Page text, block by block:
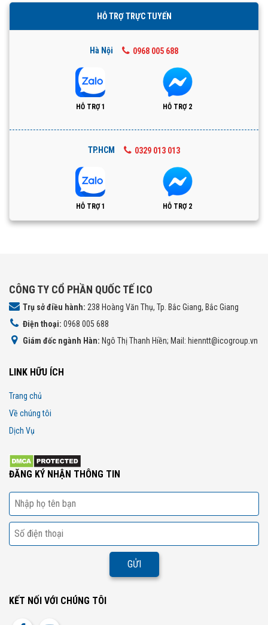
HỖ TRỢ TRỰC TUYẾN
Hà Nội 0968 005 688
HỖ TRỢ 1 HỖ TRỢ 2
TP.HCM 0329 013 013
HỖ TRỢ 1 HỖ TRỢ 2
CÔNG TY CỔ PHẦN QUỐC TẾ ICO
Trụ sở điều hành: 238 Hoàng Văn Thụ, Tp. Bắc Giang, Bắc Giang
Điện thoại: 0968 005 688
Giám đốc ngành Hàn: Ngô Thị Thanh Hiền; Mail: hienntt@icogroup.vn
LINK HỮU ÍCH
Trang chủ
Về chúng tôi
Dịch Vụ
ĐĂNG KÝ NHẬN THÔNG TIN
KẾT NỐI VỚI CHÚNG TÔI